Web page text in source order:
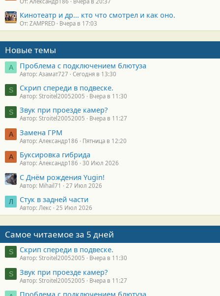
Кинотеатр и др... кто что смотрел и как оно.
От: ZAMPRED Вчера в 17:03
Новые темы
А Проблема с подключением блютуза
Автор: Азамат727 Сегодня в 13:30
S Скрип спереди в подвеске.
Автор: Stroitel20052005 Вчера в 11:30
S Звук при проезде камер?
Автор: Stroitel20052005 Вчера в 11:27
А Замена ГРМ
Автор: Александр186 Пятница в 12:20
А Буксировка гибрида
Автор: Александр186 30 Июл 2026
С Днём рождения Yugin!
Автор: Mihail71 27 Июл 2026
Л Стук в задней части
Автор: Лекс 25 Июл 2026
Самое читаемое за 5 дней
S Скрип спереди в подвеске.
Автор: Stroitel20052005 Вчера в 11:30
S Звук при проезде камер?
Автор: Stroitel20052005 Вчера в 11:27